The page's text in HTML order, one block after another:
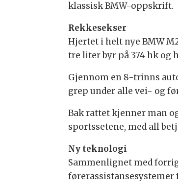
klassisk BMW-oppskrift.
Rekkesekser
Hjertet i helt nye BMW
tre liter byr på 374 hk og
Gjennom en 8-trinns
grep under alle vei- og
Bak rattet kjenner man
sportssetene, med all
Ny teknologi
Sammenlignet med
førerassistansesystemer